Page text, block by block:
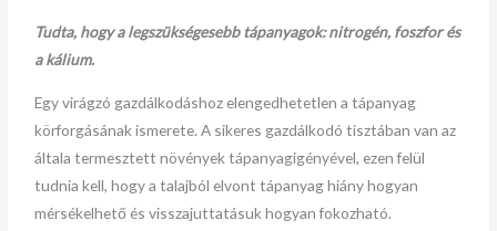
Tudta, hogy a legszükségesebb tápanyagok: nitrogén, foszfor és
a kálium.
Egy virágzó gazdálkodáshoz elengedhetetlen a tápanyag
körforgásának ismerete. A sikeres gazdálkodó tisztában van az
általa termesztett növények tápanyagigényével, ezen felül
tudnia kell, hogy a talajból elvont tápanyag hiány hogyan
mérsékelhető és visszajuttatásuk hogyan fokozható.